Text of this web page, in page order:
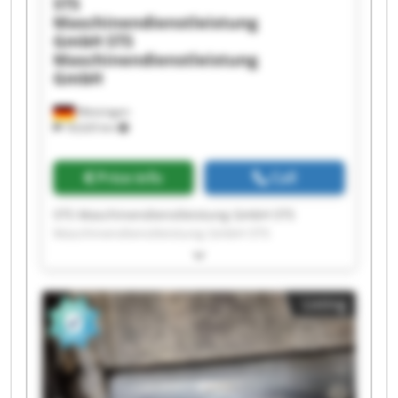
Metzingen
18,620 km
Maschinendienstleistung
GmbH STS
Maschinendienstleistung
GmbH
Price info Call
STS Maschinendienstleistung GmbH STS
Maschinendienstleistung GmbH STS
Maschinendienstleistung GmbH STS
Maschinendienstleistung GmbH STS
Maschinendienstleistung GmbH STS
Maschinendienstleistung GmbH STS
Maschinendienstleistung GmbH STS
Maschinendienstleistung GmbH STS
Listing